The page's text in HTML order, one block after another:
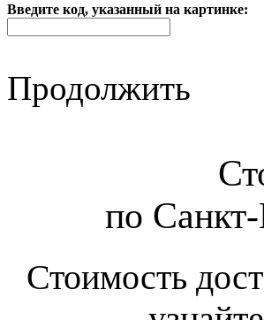
Введите код, указанный на картинке:
Продолжить
по Санкт-
Стоимость